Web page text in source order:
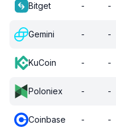
Bitget - -
Gemini - -
KuCoin - -
Poloniex - -
Coinbase - -